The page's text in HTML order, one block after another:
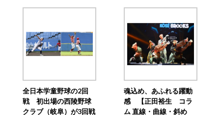
全日本学童野球の2回
戦 初出場の西陵野球
クラブ（岐阜）が3回戦
魂込め、あふれる躍動
感 【正田裕生 コラ
ム 直線・曲線・斜め